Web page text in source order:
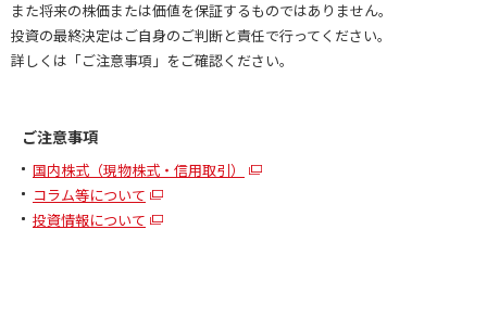
また将来の株価または価値を保証するものではありません。
投資の最終決定はご自身のご判断と責任で行ってください。
詳しくは「ご注意事項」をご確認ください。
ご注意事項
国内株式（現物株式・信用取引）
コラム等について
投資情報について